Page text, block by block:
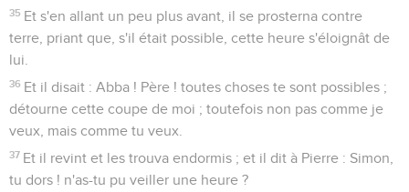
Jésus devant Pilate
Dès qu'il fut jour, les principaux sacrificateurs, avec les
anciens et les scribes, et tout le sanhédrin ayant délibéré,
emmenèrent Jésus lié, et le livrèrent à Pilate.
Et Pilate lui demanda : Es-tu le roi des Juifs ? Jésus lui
répondit : Tu le dis.